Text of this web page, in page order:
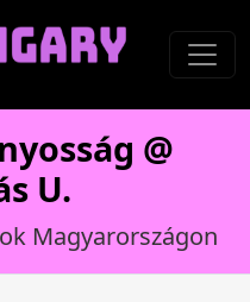
@
U.
Magyarországon